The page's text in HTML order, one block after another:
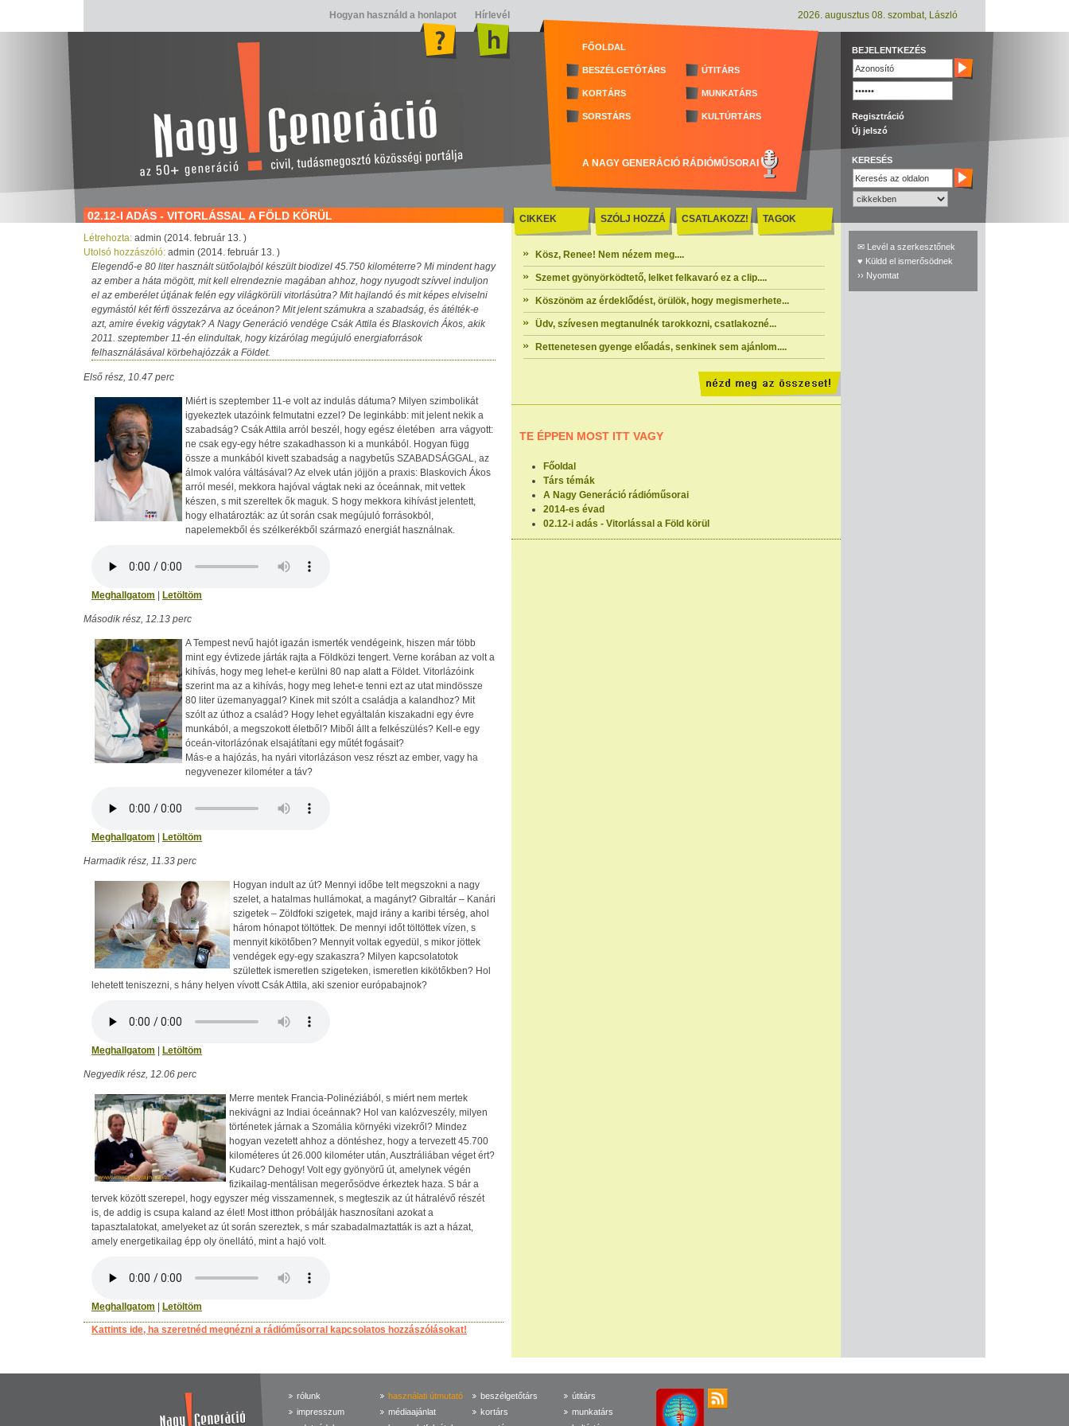
Hogyan használd a honlapot Hírlevél 2026. augusztus 08. szombat, László
FŐOLDAL
BESZÉLGETŐTÁRS ÚTITÁRS
KORTÁRS MUNKATÁRS
SORSTÁRS KULTÚRTÁRS
A NAGY GENERÁCIÓ RÁDIÓMŰSORAI
BEJELENTKEZÉS
Regisztráció
Új jelszó
KERESÉS
02.12-I ADÁS - VITORLÁSSAL A FÖLD KÖRÜL
Létrehozta: admin (2014. február 13. )
Utolsó hozzászóló: admin (2014. február 13. )
Elegendő-e 80 liter használt sütőolajból készült biodizel 45.750 kilométerre? Mi mindent hagy
az ember a háta mögött, mit kell elrendeznie magában ahhoz, hogy nyugodt szívvel induljon
el az emberélet útjának felén egy világkörüli vitorlásútra? Mit hajlandó és mit képes elviselni
egymástól két férfi összezárva az óceánon? Mit jelent számukra a szabadság, és átélték-e
azt, amire évekig vágytak? A Nagy Generáció vendége Csák Attila és Blaskovich Ákos, akik
2011. szeptember 11-én elindultak, hogy kizárólag megújuló energiaforrások
felhasználásával körbehajózzák a Földet.
Első rész, 10.47 perc
Miért is szeptember 11-e volt az indulás dátuma? Milyen szimbolikát
igyekeztek utazóink felmutatni ezzel? De leginkább: mit jelent nekik a
szabadság? Csák Attila arról beszél, hogy egész életében arra vágyott:
ne csak egy-egy hétre szakadhasson ki a munkából. Hogyan függ
össze a munkából kivett szabadság a nagybetűs SZABADSÁGGAL, az
álmok valóra váltásával? Az elvek után jöjjön a praxis: Blaskovich Ákos
arról mesél, mekkora hajóval vágtak neki az óceánnak, mit vettek
készen, s mit szereltek ők maguk. S hogy mekkora kihívást jelentett,
hogy elhatározták: az út során csak megújuló forrásokból,
napelemekből és szélkerékből származó energiát használnak.
Meghallgatom Letöltöm
Második rész, 12.13 perc
A Tempest nevű hajót igazán ismerték vendégeink, hiszen már több
mint egy évtizede járták rajta a Földközi tengert. Verne korában az volt a
kihívás, hogy meg lehet-e kerülni 80 nap alatt a Földet. Vitorlázóink
szerint ma az a kihívás, hogy meg lehet-e tenni ezt az utat mindössze
80 liter üzemanyaggal? Kinek mit szólt a családja a kalandhoz? Mit
szólt az úthoz a család? Hogy lehet egyáltalán kiszakadni egy évre
munkából, a megszokott életből? Miből állt a felkészülés? Kell-e egy
óceán-vitorlázónak elsajátítani egy műtét fogásait?
Más-e a hajózás, ha nyári vitorlázáson vesz részt az ember, vagy ha
negyvenezer kilométer a táv?
Meghallgatom Letöltöm
Harmadik rész, 11.33 perc
Hogyan indult az út? Mennyi időbe telt megszokni a nagy
szelet, a hatalmas hullámokat, a magányt? Gibraltár – Kanári
szigetek – Zöldfoki szigetek, majd irány a karibi térség, ahol
három hónapot töltöttek. De mennyi időt töltöttek vízen, s
mennyit kikötőben? Mennyit voltak egyedül, s mikor jöttek
vendégek egy-egy szakaszra? Milyen kapcsolatotok
születtek ismeretlen szigeteken, ismeretlen kikötőkben? Hol
lehetett teniszezni, s hány helyen vívott Csák Attila, aki szenior európabajnok?
Meghallgatom Letöltöm
Negyedik rész, 12.06 perc
Merre mentek Francia-Polinéziából, s miért nem mertek
nekivágni az Indiai óceánnak? Hol van kalózveszély, milyen
történetek járnak a Szomália környéki vizekről? Mindez
hogyan vezetett ahhoz a döntéshez, hogy a tervezett 45.700
kilométeres út 26.000 kilométer után, Ausztráliában véget ért?
Kudarc? Dehogy! Volt egy gyönyörű út, amelynek végén
fizikailag-mentálisan megerősödve érkeztek haza. S bár a
tervek között szerepel, hogy egyszer még visszamennek, s megteszik az út hátralévő részét
is, de addig is csupa kaland az élet! Most itthon próbálják hasznosítani azokat a
tapasztalatokat, amelyeket az út során szereztek, s már szabadalmaztatták is azt a házat,
amely energetikailag épp oly önellátó, mint a hajó volt.
Meghallgatom Letöltöm
Kattints ide, ha szeretnéd megnézni a rádióműsorral kapcsolatos hozzászólásokat!
CIKKEK SZÓLJ HOZZÁ CSATLAKOZZ! TAGOK
Kösz, Renee! Nem nézem meg....
Szemet gyönyörködtető, lelket felkavaró ez a clip....
Köszönöm az érdeklődést, örülök, hogy megismerhete...
Üdv, szívesen megtanulnék tarokkozni, csatlakozné...
Rettenetesen gyenge előadás, senkinek sem ajánlom....
TE ÉPPEN MOST ITT VAGY
Főoldal
Társ témák
A Nagy Generáció rádióműsorai
2014-es évad
02.12-i adás - Vitorlással a Föld körül
✉ Levél a szerkesztőnek
♥ Küldd el ismerősödnek
›› Nyomtat
rólunk
impresszum
használati útmutató
médiaajánlat
beszélgetőtárs
kortárs
útitárs
munkatárs